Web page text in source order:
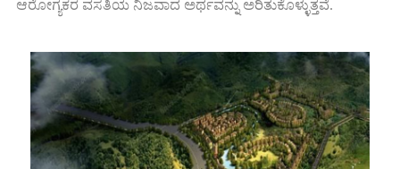
ಆರೋಗ್ಯಕರ ವಸತಿಯ ನಿಜವಾದ ಅರ್ಥವನ್ನು ಅರಿತುಕೊಳ್ಳುತ್ತವೆ.